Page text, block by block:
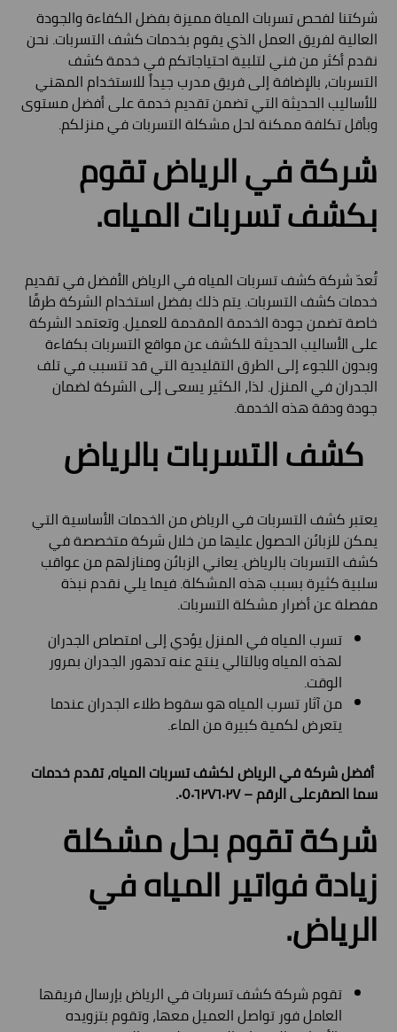
شركتنا لفحص تسربات المياة مميزة بفضل الكفاءة والجودة
العالية لفريق العمل الذي يقوم بخدمات كشف التسربات. نحن
نقدم أكثر من فني لتلبية احتياجاتكم في خدمة كشف
التسربات، بالإضافة إلى فريق مدرب جيداً للاستخدام المهني
للأساليب الحديثة التي تضمن تقديم خدمة على أفضل مستوى
وبأقل تكلفة ممكنة لحل مشكلة التسربات في منزلكم.
شركة في الرياض تقوم
بكشف تسربات المياه.
تُعدّ شركة كشف تسربات المياه في الرياض الأفضل في تقديم
خدمات كشف التسربات. يتم ذلك بفضل استخدام الشركة طرقًا
خاصة تضمن جودة الخدمة المقدمة للعميل. وتعتمد الشركة
على الأساليب الحديثة للكشف عن مواقع التسربات بكفاءة
وبدون اللجوء إلى الطرق التقليدية التي قد تتسبب في تلف
الجدران في المنزل. لذا، الكثير يسعى إلى الشركة لضمان
جودة ودقة هذه الخدمة.
كشف التسربات بالرياض
يعتبر كشف التسربات في الرياض من الخدمات الأساسية التي
يمكن للزبائن الحصول عليها من خلال شركة متخصصة في
كشف التسربات بالرياض. يعاني الزبائن ومنازلهم من عواقب
سلبية كثيرة بسبب هذه المشكلة. فيما يلي نقدم نبذة
مفصلة عن أضرار مشكلة التسربات.
تسرب المياه في المنزل يؤدي إلى امتصاص الجدران
لهذه المياه وبالتالي ينتج عنه تدهور الجدران بمرور
الوقت.
من آثار تسرب المياه هو سقوط طلاء الجدران عندما
يتعرض لكمية كبيرة من الماء.
أفضل شركة في الرياض لكشف تسربات المياه، تقدم خدمات
سما الصقرعلى الرقم – ٠٥٠٦٢٧٦٠٢٧.
شركة تقوم بحل مشكلة
زيادة فواتير المياه في
الرياض.
تقوم شركة كشف تسربات في الرياض بإرسال فريقها
العامل فور تواصل العميل معها، وتقوم بتزويده